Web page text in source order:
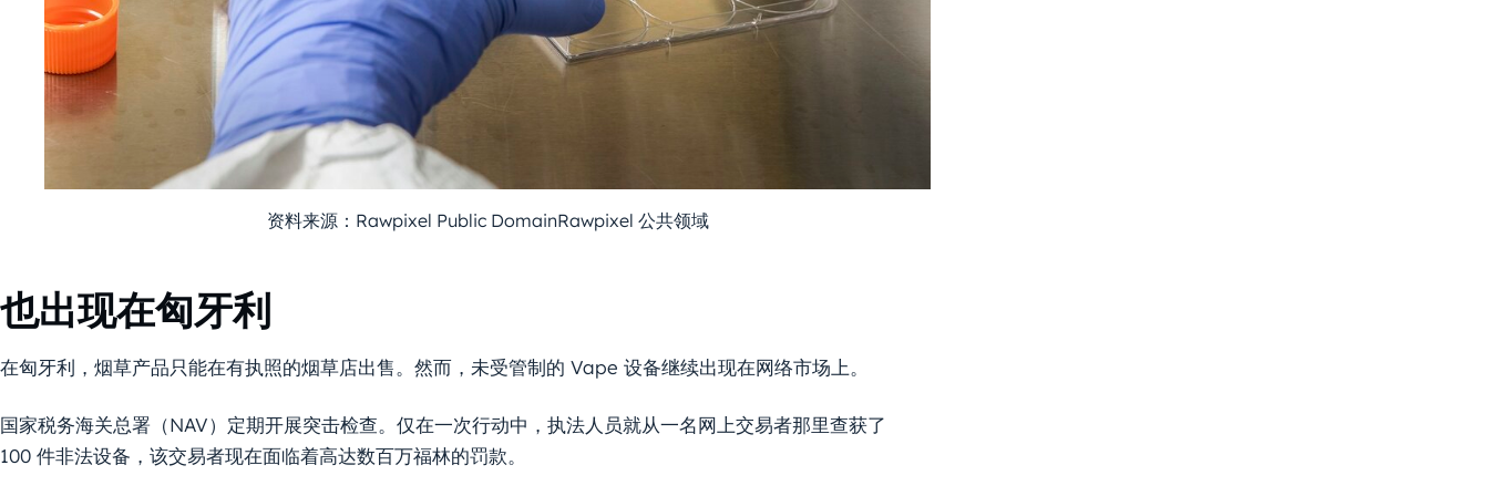
资料来源：Rawpixel Public DomainRawpixel 公共领域
也出现在匈牙利
在匈牙利，烟草产品只能在有执照的烟草店出售。然而，未受管制的 Vape 设备继续出现在网络市场上。
国家税务海关总署（NAV）定期开展突击检查。仅在一次行动中，执法人员就从一名网上交易者那里查获了
100 件非法设备，该交易者现在面临着高达数百万福林的罚款。